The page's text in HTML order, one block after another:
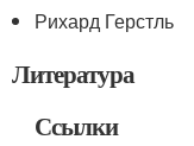
Рихард Герстль
Литература
Ссылки